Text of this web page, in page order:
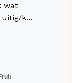
wat
k...